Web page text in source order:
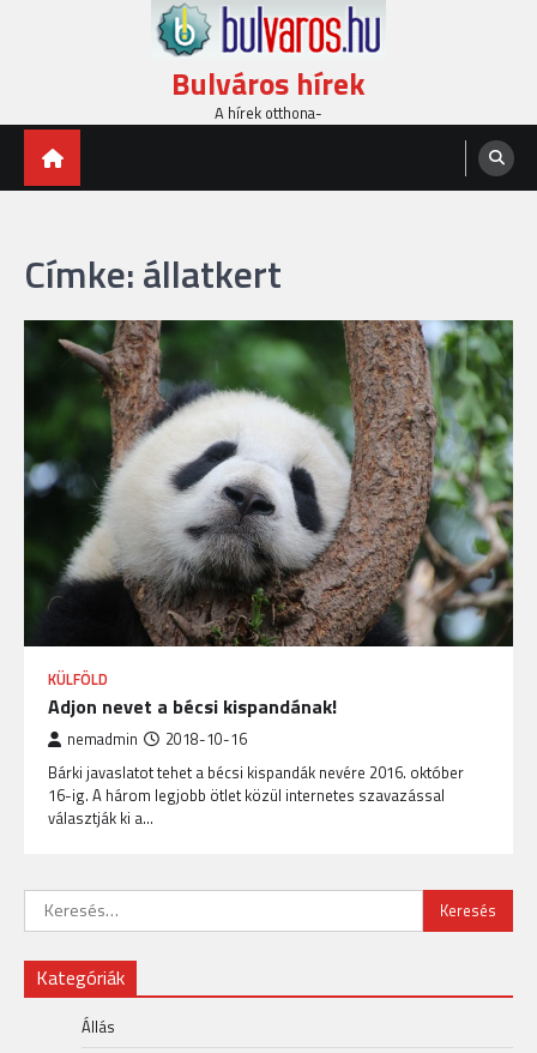
Bulváros hírek
A hírek otthona-
Címke:állatkert
KÜLFÖLD
Adjon nevet a bécsi kispandának!
nemadmin 2018-10-16
Bárki javaslatot tehet a bécsi kispandák nevére 2016. október
16-ig. A három legjobb ötlet közül internetes szavazással
választják ki a…
Keresés:
Kategóriák
Állás